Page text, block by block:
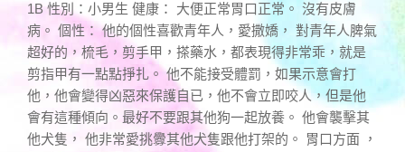
1B 性別：小男生 健康： 大便正常胃口正常。 沒有皮膚
病。 個性： 他的個性喜歡青年人，愛撒嬌， 對青年人脾氣
超好的，梳毛，剪手甲，搽藥水，都表現得非常乖，就是
剪指甲有一點點掙扎。 他不能接受體罰，如果示意會打
他，他會變得凶惡來保護自已，他不會立即咬人，但是他
會有這種傾向。最好不要跟其他狗一起放養。 他會襲擊其
他犬隻， 他非常愛挑釁其他犬隻跟他打架的。 胃口方面 ，